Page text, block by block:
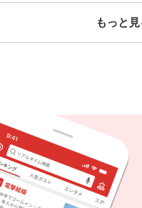
もっと見